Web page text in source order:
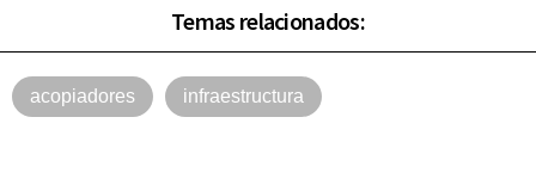
Temas relacionados:
acopiadores infraestructura